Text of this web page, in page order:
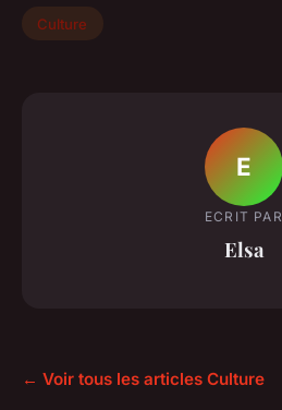
Culture
E
ECRIT PAR
Elsa
← Voir tous les articles Culture